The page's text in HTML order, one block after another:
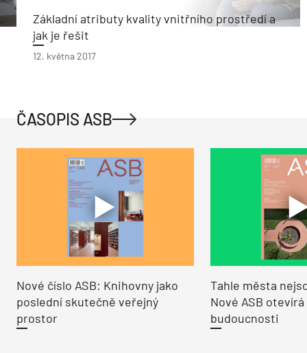
Základní atributy kvality vnitřního prostředí a
jak je řešit
12. května 2017
ČASOPIS ASB
Nové číslo ASB: Knihovny jako
poslední skutečně veřejný
prostor
Tahle města
Nové ASB
budoucnosti